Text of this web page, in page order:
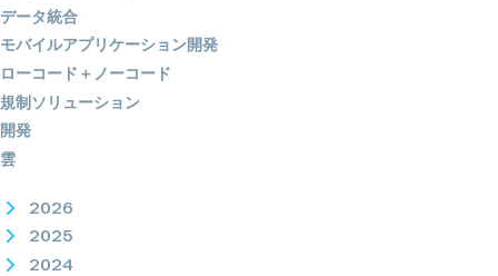
データ統合
モバイルアプリケーション開発
ローコード＋ノーコード
規制ソリューション
開発
雲
2026
2025
2024